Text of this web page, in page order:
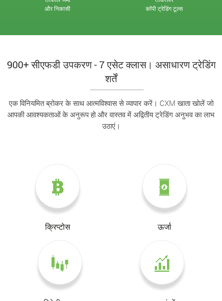
और निकासी
कॉपी ट्रेडिंग टूल्स
900+ सीएफडी उपकरण - 7 एसेट क्लास। असाधारण ट्रेडिंग
शर्तें
एक विनियमित ब्रोकर के साथ आत्मविश्वास से व्यापार करें। CXM खाता खोलें जो
आपकी आवश्यकताओं के अनुरूप हो और वास्तव में अद्वितीय ट्रेडिंग अनुभव का लाभ
उठाएं।
क्रिप्टोस ऊर्जा